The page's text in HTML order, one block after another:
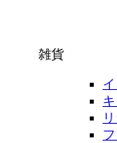
雑貨